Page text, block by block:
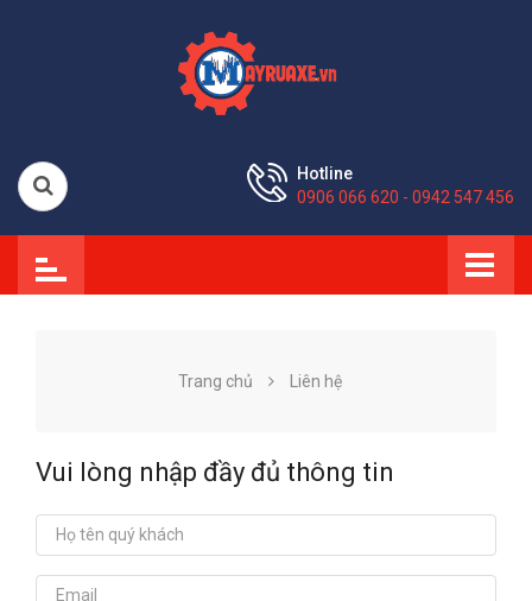
Hotline
0906 066 620 - 0942 547 456
Trang chủ Liên hệ
Vui lòng nhập đầy đủ thông tin